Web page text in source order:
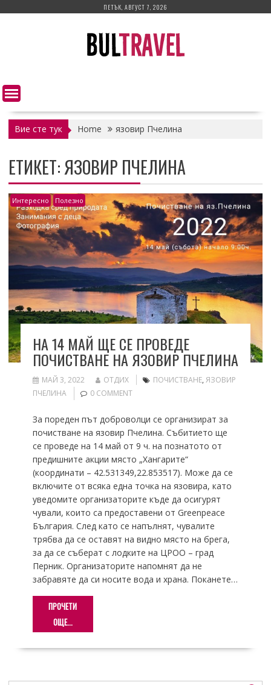
ПЕТЪК, АВГУСТ 7, 2026
Вие сте тук Home язовир Пчелина
ЕТИКЕТ:ЯЗОВИР ПЧЕЛИНА
Интересно Полезно
НА 14 МАЙ ЩЕ СЕ ПРОВЕДЕ
ПОЧИСТВАНЕ НА ЯЗОВИР ПЧЕЛИНА
МАЙ 3, 2022 ОТДИХ ПОЧИСТВАНЕ, ЯЗОВИР
ПЧЕЛИНА
0 COMMENT
За пореден път доброволци се организират за
почистване на язовир Пчелина. Събитието ще
се проведе на 14 май от 9 ч. на познатото от
предишните акции място „Хангарите“
(координати – 42.531349,22.853517). Може да се
включите от всяка една точка на язовира, като
уведомите организаторите къде да осигурят
чували, които са предоставени от Greenpeace
България. След като се напълнят, чувалите
трябва да се оставят на видно място на брега,
за да се съберат с лодките на ЦРОО – град
Перник. Организаторите напомнят да не
забравяте да си носите вода и храна. Поканете…
ПРОЧЕТИ
ОЩЕ...